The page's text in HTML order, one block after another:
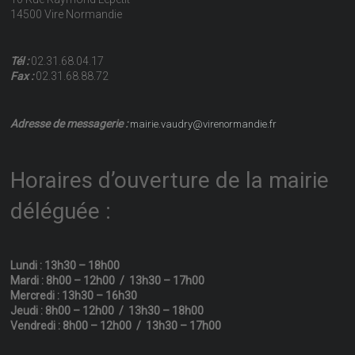
14500 Vire Normandie
Tél :02.31.68.04.17
Fax :02.31.68.88.72
Adresse de messagerie :mairie.vaudry@virenormandie.fr
Horaires d’ouverture de la mairie
déléguée :
Lundi : 13h30 – 18h00
Mardi : 8h00 – 12h00 / 13h30 – 17h00
Mercredi : 13h30 – 16h30
Jeudi : 8h00 – 12h00 / 13h30 – 18h00
Vendredi : 8h00 – 12h00 / 13h30 – 17h00